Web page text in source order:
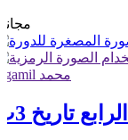
elgamil محمد
تاريخ 3ث